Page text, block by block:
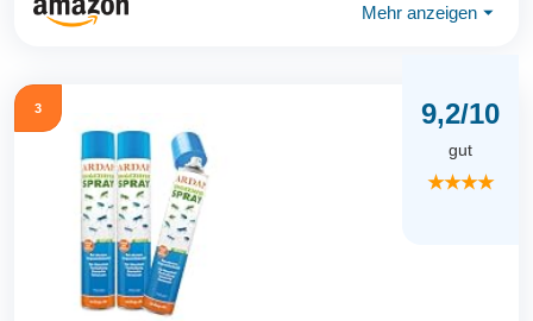
Mehr anzeigen ⏷
3 9,2/10
gut
★★★★